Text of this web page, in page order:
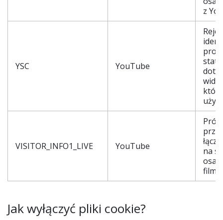
z
YSC YouTube
VISITOR_INFO1_LIVE YouTube
na
Jak wyłączyć pliki cookie?